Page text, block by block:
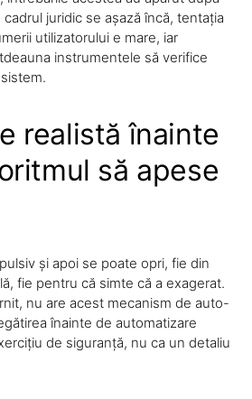
juridic se așază încă, tentația
utilizatorului e mare, iar
instrumentele să verifice
realistă înainte
să apese
și apoi se poate opri, fie din
fie pentru că simte că a exagerat.
nu are acest mecanism de auto-
înainte de automatizare
de siguranță, nu ca un detaliu